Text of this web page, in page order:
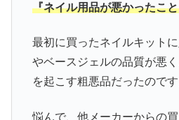
『ネイル用品が悪かったこ
最初に買ったネイルキット
やベースジェルの品質が悪
を起こす粗悪品だったのです
悩んで、他メーカーからの